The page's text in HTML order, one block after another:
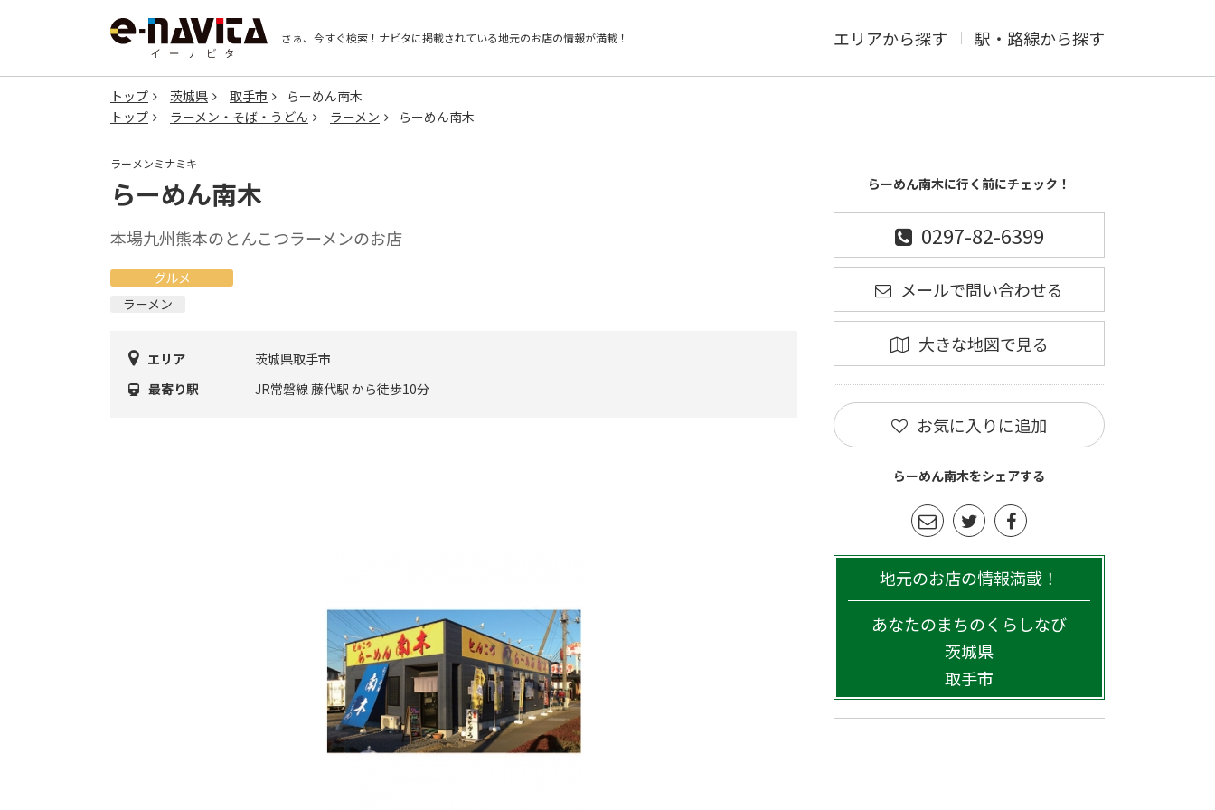
さぁ、今すぐ検索！ ナビタに掲載されている地元のお店の情報が満載！ エリアから探す 駅・路線から探す
トップ 茨城県 取手市
らーめん南木
トップ
ラーメン・そば・うどん ラーメン らーめん南木
ラーメンミナミキ
らーめん南木
本場九州熊本のとんこつラーメンのお店
グルメ
ラーメン
エリア
茨城県取手市
最寄り駅
JR常磐線 藤代駅 から徒歩10分
らーめん南木に行く前にチェック！
0297-82-6399
メールで問い合わせる
大きな地図で見る
お気に入りに追加
らーめん南木をシェアする
地元のお店の情報満載！
あなたのまちのくらしなび
茨城県
取手市